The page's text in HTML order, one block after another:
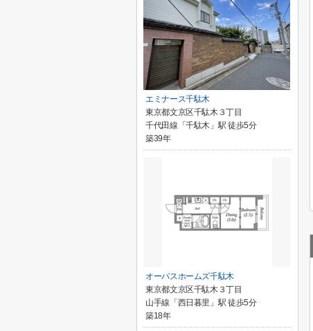
エミナース千駄木
東京都文京区千駄木３丁目
千代田線「千駄木」駅 徒歩5分
築39年
オーパスホームズ千駄木
東京都文京区千駄木３丁目
山手線「西日暮里」駅 徒歩5分
築18年